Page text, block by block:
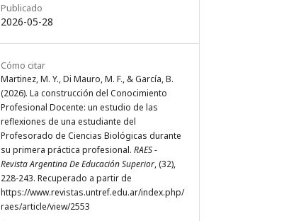
Publicado
2026-05-28
Cómo citar
Martinez, M. Y., Di Mauro, M. F., & García, B.
(2026). La construcción del Conocimiento
Profesional Docente: un estudio de las
reflexiones de una estudiante del
Profesorado de Ciencias Biológicas durante
su primera práctica profesional. RAES -
Revista Argentina De Educación Superior, (32),
228-243. Recuperado a partir de
https://www.revistas.untref.edu.ar/index.php/
raes/article/view/2553